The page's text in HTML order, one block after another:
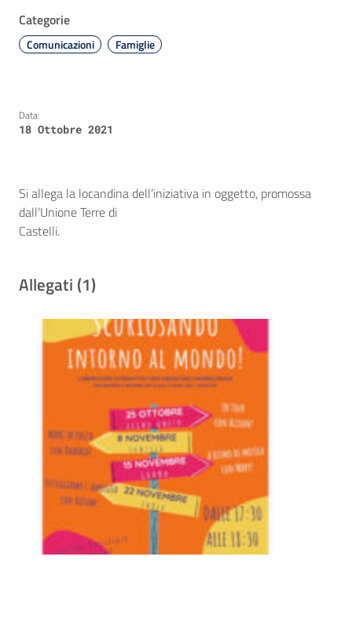
Categorie
Comunicazioni Famiglie
Data:
18 Ottobre 2021
Si allega la locandina dell’iniziativa in oggetto, promossa
dall’Unione Terre di
Castelli.
Allegati (1)